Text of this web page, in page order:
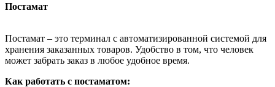
Постамат
Постамат – это терминал с автоматизированной системой для
хранения заказанных товаров. Удобство в том, что человек
может забрать заказ в любое удобное время.
Как работать с постаматом: